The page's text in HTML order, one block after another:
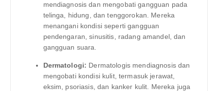
mendiagnosis dan mengobati gangguan pada
telinga, hidung, dan tenggorokan. Mereka
menangani kondisi seperti gangguan
pendengaran, sinusitis, radang amandel, dan
gangguan suara.
Dermatologi: Dermatologis mendiagnosis dan
mengobati kondisi kulit, termasuk jerawat,
eksim, psoriasis, dan kanker kulit. Mereka juga